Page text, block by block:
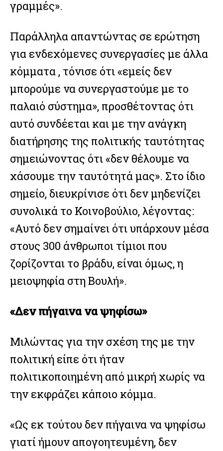
γραμμές».
Παράλληλα απαντώντας σε ερώτηση
για ενδεχόμενες συνεργασίες με άλλα
κόμματα , τόνισε ότι «εμείς δεν
μπορούμε να συνεργαστούμε με το
παλαιό σύστημα», προσθέτοντας ότι
αυτό συνδέεται και με την ανάγκη
διατήρησης της πολιτικής ταυτότητας
σημειώνοντας ότι «δεν θέλουμε να
χάσουμε την ταυτότητά μας». Στο ίδιο
σημείο, διευκρίνισε ότι δεν μηδενίζει
συνολικά το Κοινοβούλιο, λέγοντας:
«Αυτό δεν σημαίνει ότι υπάρχουν μέσα
στους 300 άνθρωποι τίμιοι που
ζορίζονται το βράδυ, είναι όμως, η
μειοψηφία στη Βουλή».
«Δεν πήγαινα να ψηφίσω»
Μιλώντας για την σχέση της με την
πολιτική είπε ότι ήταν
πολιτικοποιημένη από μικρή χωρίς να
την εκφράζει κάποιο κόμμα.
«Ως εκ τούτου δεν πήγαινα να ψηφίσω
γιατί ήμουν απογοητευμένη, δεν